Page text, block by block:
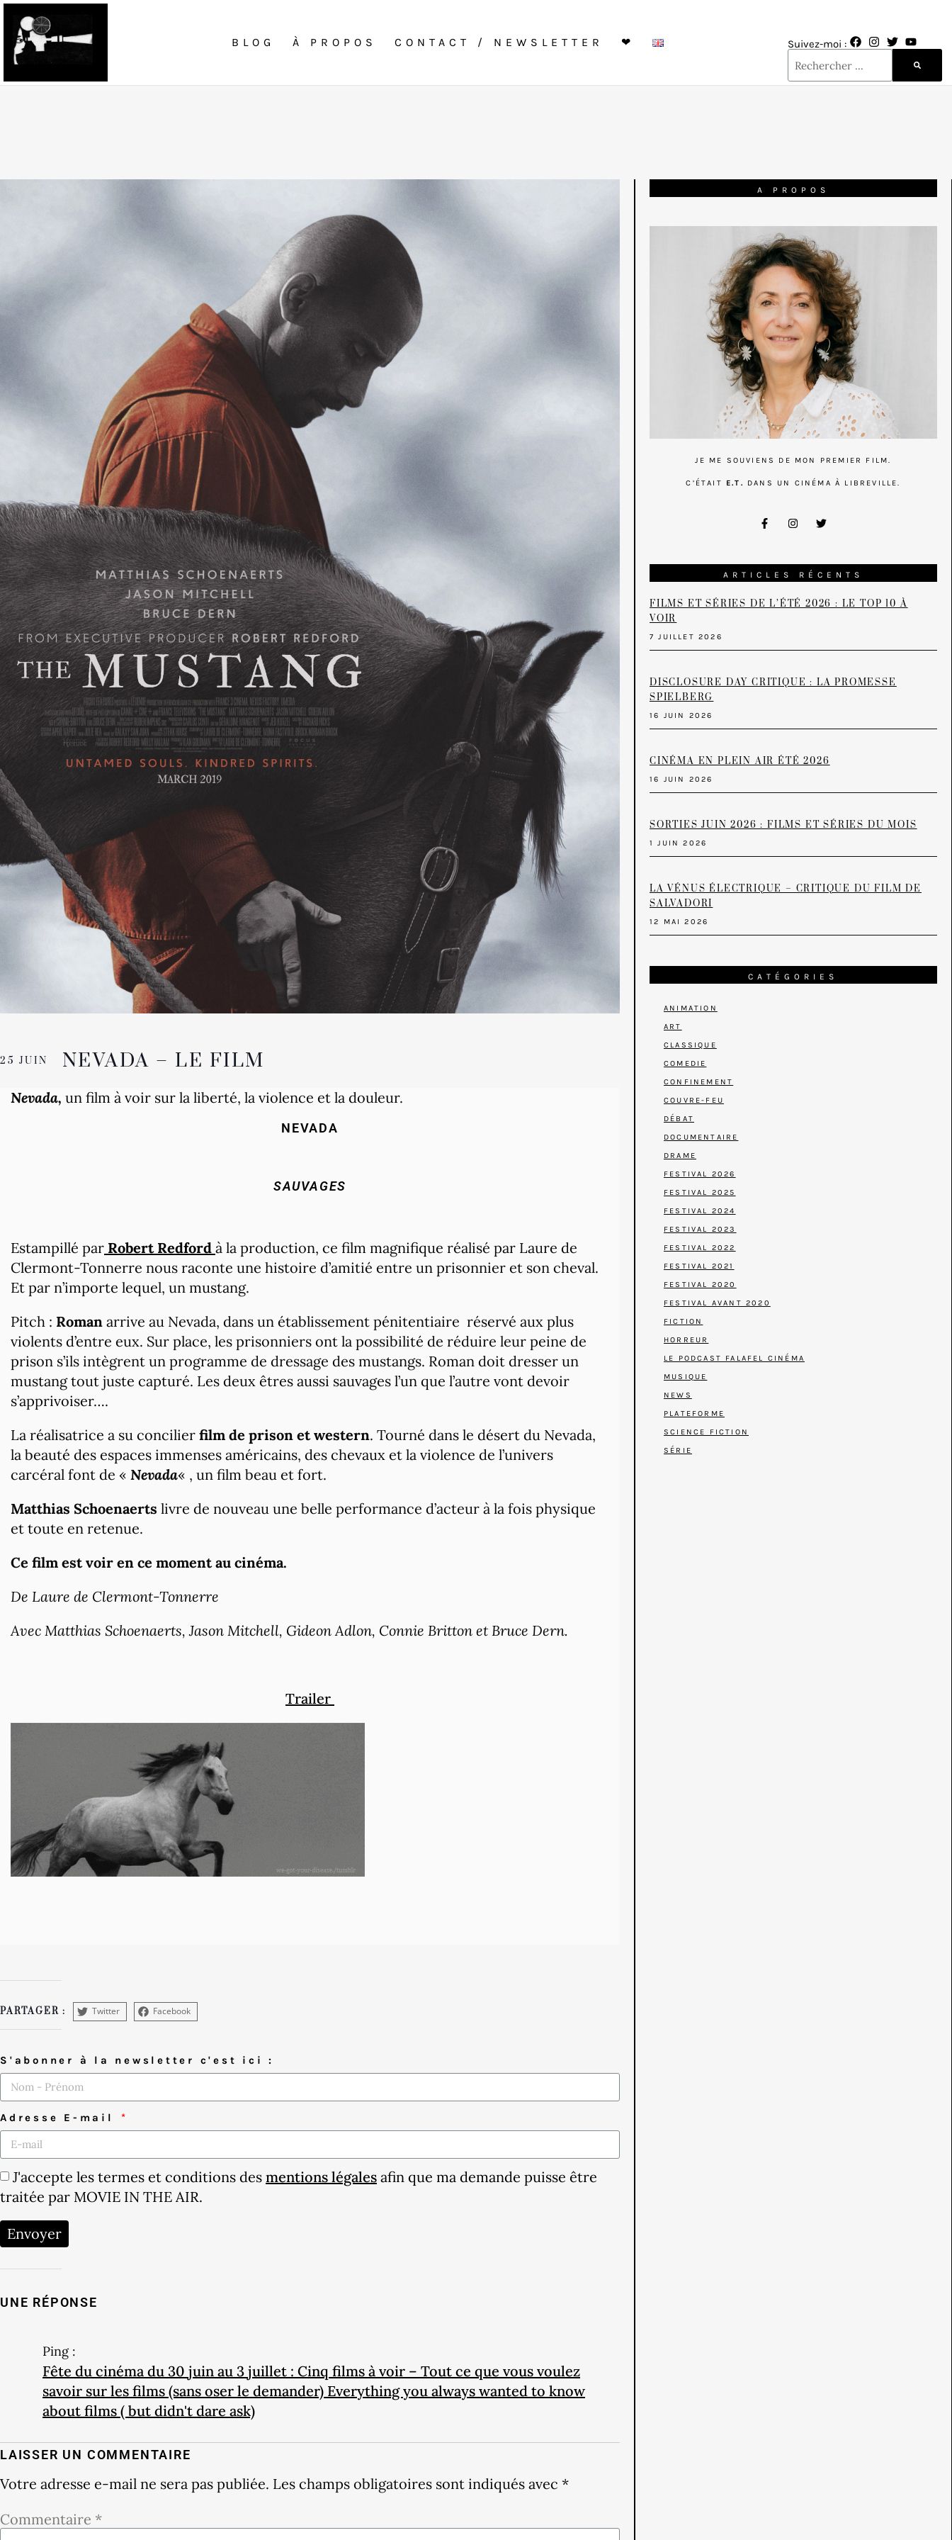
BLOG À PROPOS CONTACT / NEWSLETTER ❤ Suivez-moi :
25 JUIN NEVADA – LE FILM
Nevada, un film à voir sur la liberté, la violence et la douleur.
NEVADA
SAUVAGES
Estampillé par Robert Redford à la production, ce film magnifique réalisé par Laure de
Clermont-Tonnerre nous raconte une histoire d’amitié entre un prisonnier et son cheval.
Et par n’importe lequel, un mustang.
Pitch : Roman arrive au Nevada, dans un établissement pénitentiaire réservé aux plus
violents d’entre eux. Sur place, les prisonniers ont la possibilité de réduire leur peine de
prison s’ils intègrent un programme de dressage des mustangs. Roman doit dresser un
mustang tout juste capturé. Les deux êtres aussi sauvages l’un que l’autre vont devoir
s’apprivoiser….
La réalisatrice a su concilier film de prison et western. Tourné dans le désert du Nevada,
la beauté des espaces immenses américains, des chevaux et la violence de l’univers
carcéral font de « Nevada« , un film beau et fort.
Matthias Schoenaerts livre de nouveau une belle performance d’acteur à la fois physique
et toute en retenue.
Ce film est voir en ce moment au cinéma.
De Laure de Clermont-Tonnerre
Avec Matthias Schoenaerts, Jason Mitchell, Gideon Adlon, Connie Britton et Bruce Dern.
Trailer
PARTAGER : Twitter Facebook
S'abonner à la newsletter c'est ici :
Adresse E-mail
J'accepte les termes et conditions des mentions légales afin que ma demande puisse être
traitée par MOVIE IN THE AIR.
Envoyer
UNE RÉPONSE
Ping :
Fête du cinéma du 30 juin au 3 juillet : Cinq films à voir – Tout ce que vous voulez
savoir sur les films (sans oser le demander) Everything you always wanted to know
about films ( but didn't dare ask)
LAISSER UN COMMENTAIRE
Votre adresse e-mail ne sera pas publiée. Les champs obligatoires sont indiqués avec *
Commentaire *
A PROPOS
JE ME SOUVIENS DE MON PREMIER FILM.
C’ÉTAIT E.T. DANS UN CINÉMA À LIBREVILLE.
ARTICLES RÉCENTS
FILMS ET SÉRIES DE L’ÉTÉ 2026 : LE TOP 10 À
VOIR
7 JUILLET 2026
DISCLOSURE DAY CRITIQUE : LA PROMESSE
SPIELBERG
16 JUIN 2026
CINÉMA EN PLEIN AIR ÉTÉ 2026
16 JUIN 2026
SORTIES JUIN 2026 : FILMS ET SÉRIES DU MOIS
1 JUIN 2026
LA VÉNUS ÉLECTRIQUE – CRITIQUE DU FILM DE
SALVADORI
12 MAI 2026
CATÉGORIES
ANIMATION
ART
CLASSIQUE
COMEDIE
CONFINEMENT
COUVRE-FEU
DÉBAT
DOCUMENTAIRE
DRAME
FESTIVAL 2026
FESTIVAL 2025
FESTIVAL 2024
FESTIVAL 2023
FESTIVAL 2022
FESTIVAL 2021
FESTIVAL 2020
FESTIVAL AVANT 2020
FICTION
HORREUR
LE PODCAST FALAFEL CINÉMA
MUSIQUE
NEWS
PLATEFORME
SCIENCE FICTION
SÉRIE